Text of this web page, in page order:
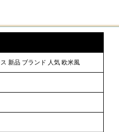
新品 ブランド 人気 欧米風